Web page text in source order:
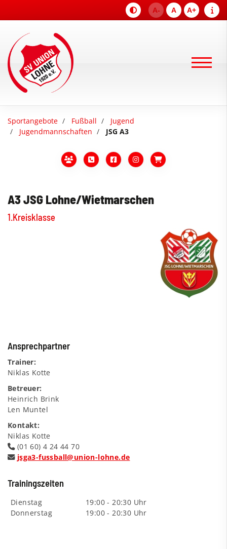
A- A A+
Sportangebote Fußball
Jugend
Jugendmannschaften
JSG A3
A3 JSG Lohne/Wietmarschen
1.Kreisklasse
Ansprechpartner
Trainer:
Niklas Kotte
Betreuer:
Heinrich Brink
Len Muntel
Kontakt:
Niklas Kotte
(01 60) 4 24 44 70
jsga3-fussball@union-lohne.de
Trainingszeiten
Dienstag
Donnerstag
19:00 - 20:30 Uhr
19:00 - 20:30 Uhr